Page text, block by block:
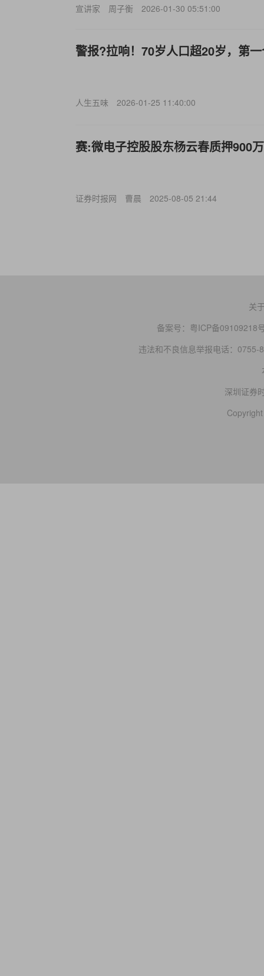
宣讲家 周子衡 2026-01-30 05:51:00
警报?拉响！70岁人口超20岁，第
人生五味 2026-01-25 11:40:00
赛:微电子控股股东杨云春质押900
证券时报网 曹晨 2025-08-05 21:44
关
备案号： 粤ICP备09109218
违法和不良信息举报电话：0755-
深圳证券